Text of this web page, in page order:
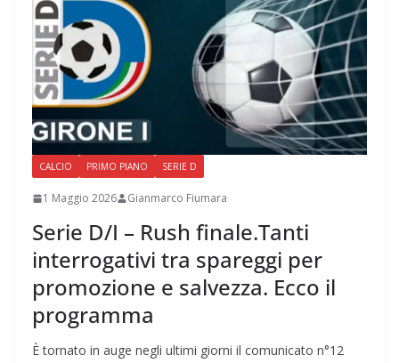
CALCIO PRIMO PIANO SERIE D
1 Maggio 2026 Gianmarco Fiumara
Serie D/I – Rush finale.Tanti
interrogativi tra spareggi per
promozione e salvezza. Ecco il
programma
È tornato in auge negli ultimi giorni il comunicato n°12